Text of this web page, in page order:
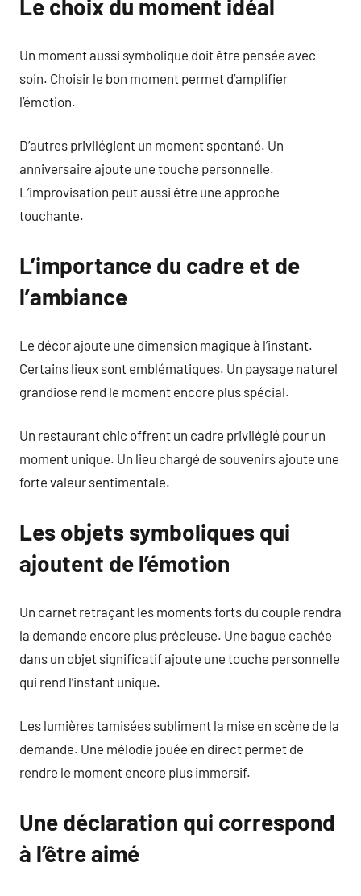
Le choix du moment idéal
Un moment aussi symbolique doit être pensée avec
soin. Choisir le bon moment permet d’amplifier
l’émotion.
D’autres privilégient un moment spontané. Un
anniversaire ajoute une touche personnelle.
L’improvisation peut aussi être une approche
touchante.
L’importance du cadre et de
l’ambiance
Le décor ajoute une dimension magique à l’instant.
Certains lieux sont emblématiques. Un paysage naturel
grandiose rend le moment encore plus spécial.
Un restaurant chic offrent un cadre privilégié pour un
moment unique. Un lieu chargé de souvenirs ajoute une
forte valeur sentimentale.
Les objets symboliques qui
ajoutent de l’émotion
Un carnet retraçant les moments forts du couple rendra
la demande encore plus précieuse. Une bague cachée
dans un objet significatif ajoute une touche personnelle
qui rend l’instant unique.
Les lumières tamisées subliment la mise en scène de la
demande. Une mélodie jouée en direct permet de
rendre le moment encore plus immersif.
Une déclaration qui correspond
à l’être aimé